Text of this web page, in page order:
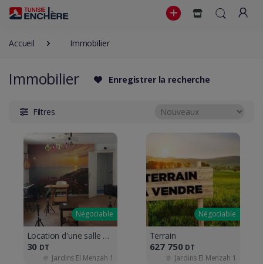
Accueil Immobilier
Immobilier Enregistrer la recherche
Filtres
Négociable
Location d'une salle polyvalente
30 DT
Jardins El Menzah 1
Négociable
Terrain
627 750 DT
Jardins El Menzah 1